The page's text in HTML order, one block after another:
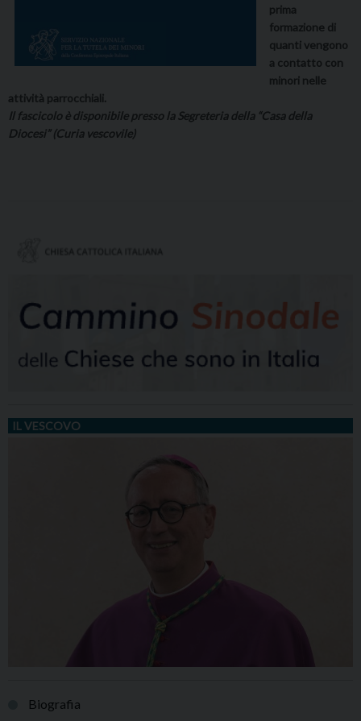
prima
formazione di
quanti vengono
a contatto con
minori nelle
attività parrocchiali.
Il fascicolo è disponibile presso la Segreteria della “Casa della
Diocesi” (Curia vescovile)
IL VESCOVO
Biografia